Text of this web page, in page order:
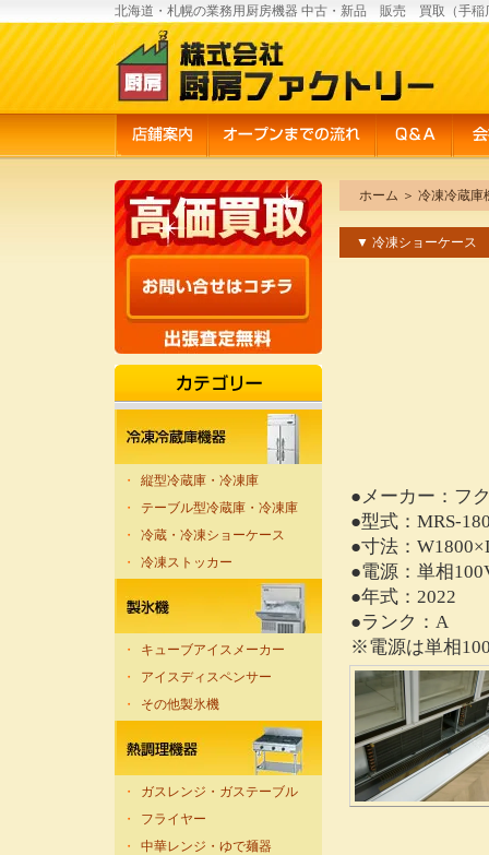
北海道・札幌の業務用厨房機器 中古・新品 販売 買取（手稲
・
縦型冷蔵庫・冷凍庫
・
テーブル型冷蔵庫・冷凍庫
・
冷蔵・冷凍ショーケース
・
冷凍ストッカー
・
キューブアイスメーカー
・
アイスディスペンサー
・
その他製氷機
・
ガスレンジ・ガステーブル
・
フライヤー
・
中華レンジ・ゆで麺器
ホーム ＞ 冷凍冷蔵庫
▼ 冷凍ショーケース
●メーカー：フ
●型式：MRS-
●寸法：
●電源：単相
●年式：2022
●ランク：A
※電源は単相